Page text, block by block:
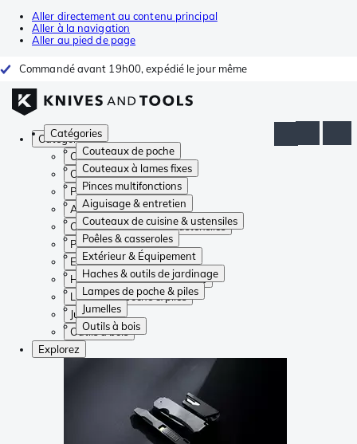
Aller directement au contenu principal
Aller à la navigation
Aller au pied de page
Commandé avant 19h00, expédié le jour même
Catégories
Couteaux de poche
Couteaux à lames fixes
Pinces multifonctions
Aiguisage & entretien
Couteaux de cuisine & ustensiles
Poêles & casseroles
Extérieur & Équipement
Haches & outils de jardinage
Lampes de poche & piles
Jumelles
Outils à bois
Catégories
Couteaux de poche
Couteaux à lames fixes
Pinces multifonctions
Aiguisage & entretien
Couteaux de cuisine & ustensiles
Poêles & casseroles
Extérieur & Équipement
Haches & outils de jardinage
Lampes de poche & piles
Jumelles
Outils à bois
Explorez